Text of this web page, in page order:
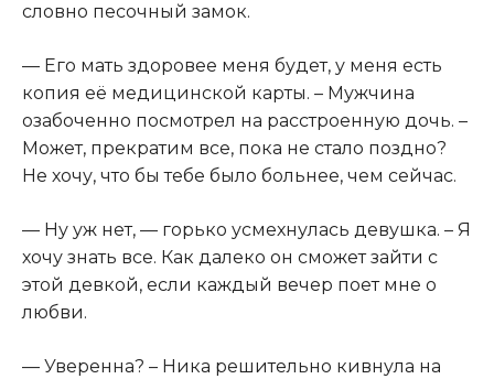
словно песочный замок.
— Его мать здоровее меня будет, у меня есть
копия её медицинской карты. – Мужчина
озабоченно посмотрел на расстроенную дочь. –
Может, прекратим все, пока не стало поздно?
Не хочу, что бы тебе было больнее, чем сейчас.
— Ну уж нет, — горько усмехнулась девушка. – Я
хочу знать все. Как далеко он сможет зайти с
этой девкой, если каждый вечер поет мне о
любви.
— Уверенна? – Ника решительно кивнула на